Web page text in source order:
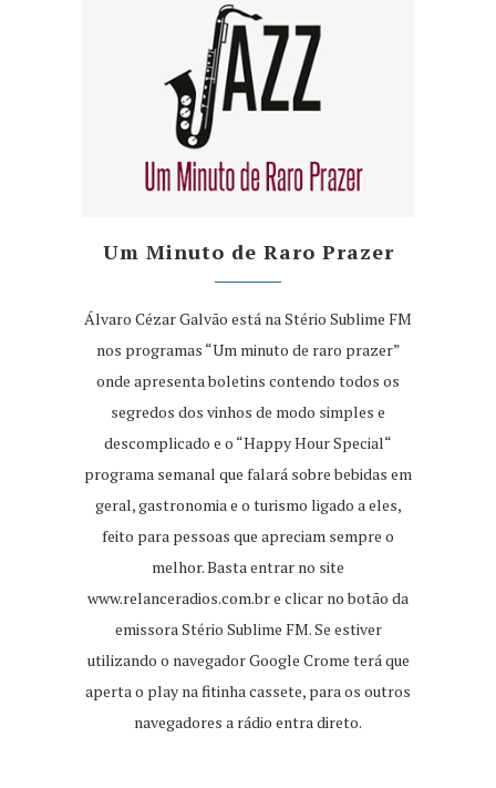
Um Minuto de Raro Prazer
Álvaro Cézar Galvão está na Stério Sublime FM
nos programas “Um minuto de raro prazer”
onde apresenta boletins contendo todos os
segredos dos vinhos de modo simples e
descomplicado e o “Happy Hour Special“
programa semanal que falará sobre bebidas em
geral, gastronomia e o turismo ligado a eles,
feito para pessoas que apreciam sempre o
melhor. Basta entrar no site
www.relanceradios.com.bre clicar no botão da
emissora Stério Sublime FM. Se estiver
utilizando o navegador Google Crome terá que
aperta o play na fitinha cassete, para os outros
navegadores a rádio entra direto.